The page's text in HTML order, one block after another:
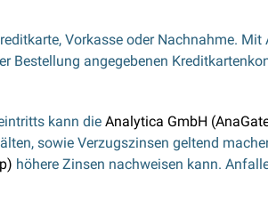
Vorkasse oder Nachnahme.
Bestellung angegebenen
kann die Analytica GmbH
sowie Verzugszinsen geltend
höhere Zinsen nachweisen kann.